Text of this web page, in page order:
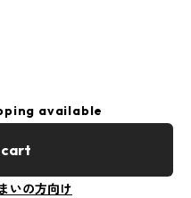
available
いの方向け